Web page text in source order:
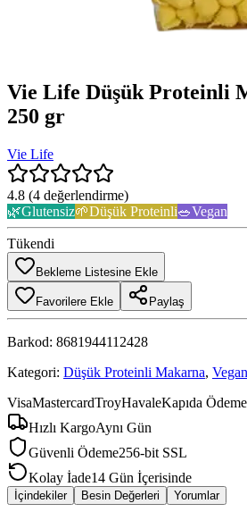
Vie Life Düşük Proteinli
250 gr
Vie Life
4.8 (4 değerlendirme)
🌿Glutensiz🌱Düşük Proteinli🥗Vegan
Tükendi
Bekleme Listesine Ekle
Favorilere Ekle Paylaş
Barkod: 8681944112428
Kategori: Düşük Proteinli Makarna,
VisaMastercardTroyHavaleKapıda Ödeme
Hızlı KargoAynı Gün
Güvenli Ödeme256-bit SSL
Kolay İade14 Gün İçerisinde
İçindekiler Besin Değerleri Yorumlar